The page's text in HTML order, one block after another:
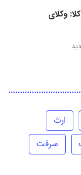
وکلای
ارث
سرقت